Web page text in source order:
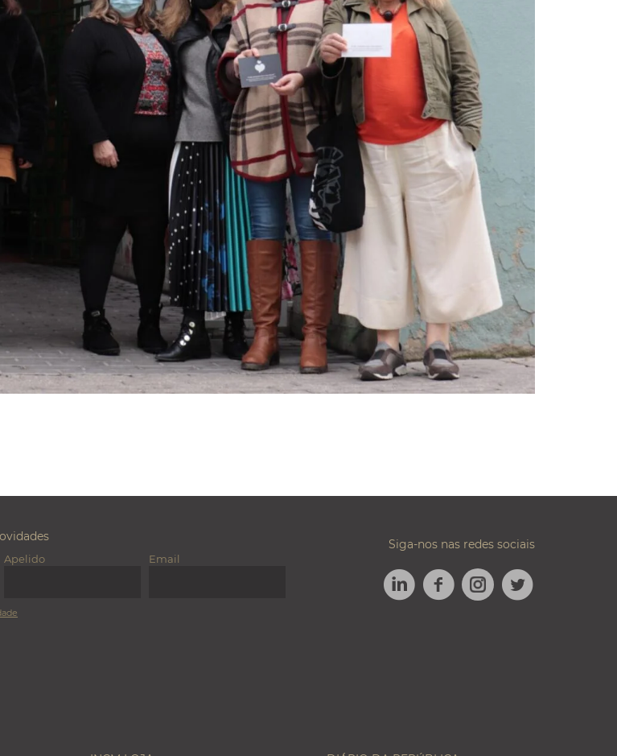
Apelido Email
Siga-nos nas redes sociais
LINKEDINFACEBOOK
INSTAGRAM